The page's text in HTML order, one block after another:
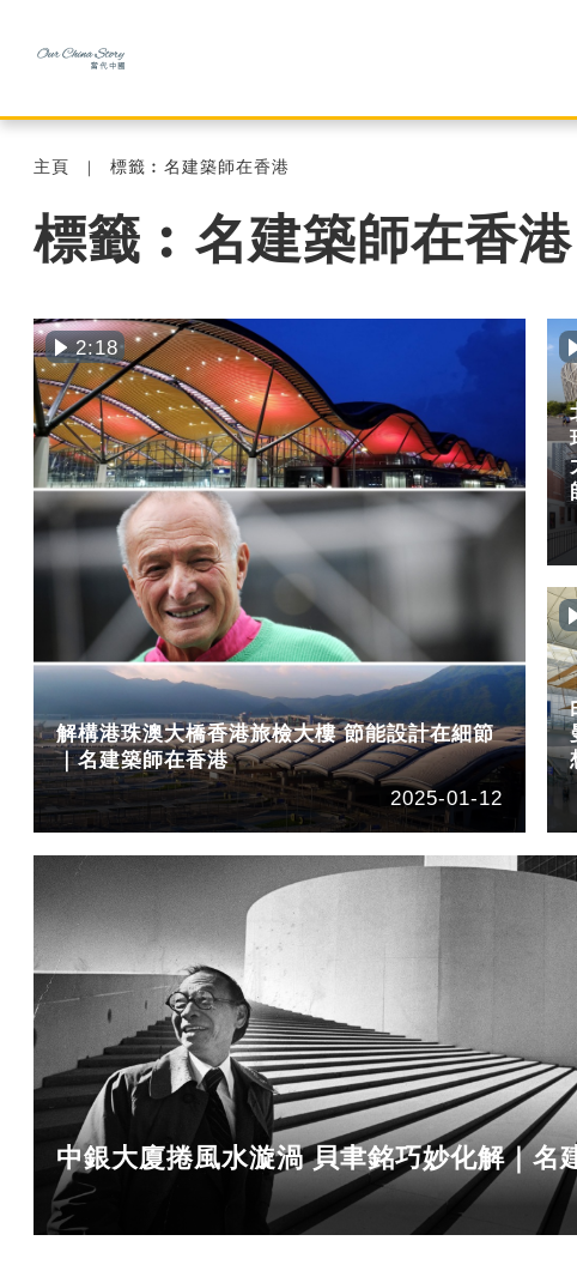
主頁 標籤︰名建築師在香港
標籤︰名建築師在香港
2:18
解構港珠澳大橋香港旅檢大樓 節能設計在細節
｜名建築師在香港
2025-01-12
中銀大廈捲風水漩渦 貝聿銘巧妙化解｜名